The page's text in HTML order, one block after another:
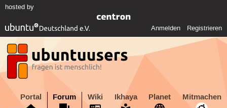
hosted by
Anmelden Registrieren
Portal Forum Wiki Ikhaya Planet Mitmachen